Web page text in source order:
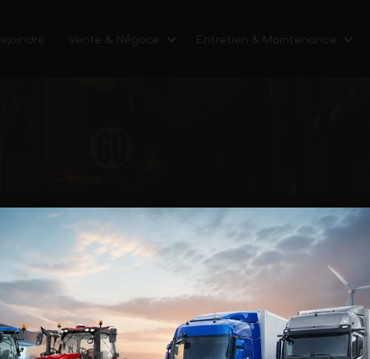
Vente & Négoce Entretien & Maintenance
SEMI-REMORQUES
interviennent sur vos semi-remorques et matériels
maintenance de vos carrosseries frigorifiques et